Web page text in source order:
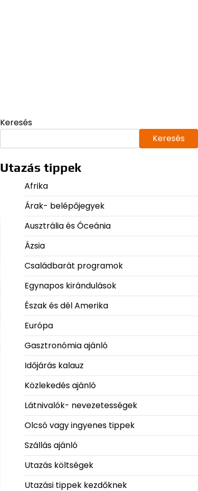
Keresés
Keresés
Utazás tippek
Afrika
Árak- belépőjegyek
Ausztrália és Óceánia
Ázsia
Családbarát programok
Egynapos kirándulások
Észak és dél Amerika
Európa
Gasztronómia ajánló
Időjárás kalauz
Közlekedés ajánló
Látnivalók- nevezetességek
Olcsó vagy ingyenes tippek
Szállás ajánló
Utazás költségek
Utazási tippek kezdőknek